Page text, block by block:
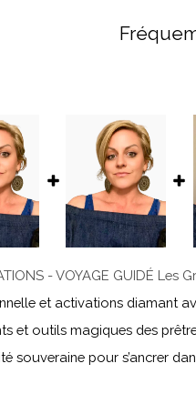
- VOYAGE GUIDÉ Les
et activations diamant
et outils magiques des
souveraine pour s’ancrer